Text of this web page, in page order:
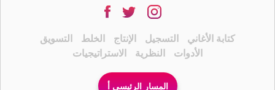
التسويق الخلط الإنتاج التسجيل
كتابة الأغاني
الاستراتيجيات
النظرية الأدوات
المسار الرئيسي أ